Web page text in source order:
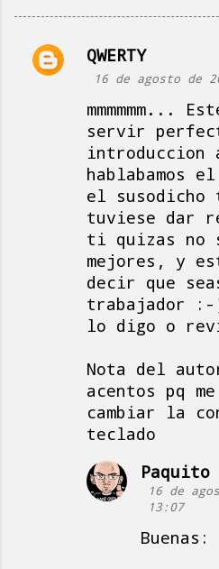
C
QWERTY
16 de agosto de
mmmmmm...
servir
introduccion
hablabamos
el susodicho
tuviese dar
ti quizas no
mejores, y
decir que
trabajador
lo digo o
Nota del
acentos pq
cambiar la
teclado
Paquito
16 de
13:07
Buenas: